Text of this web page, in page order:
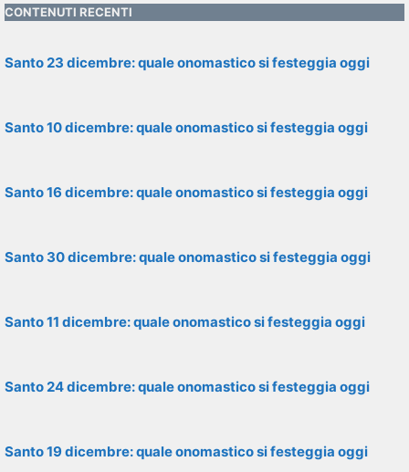
CONTENUTI RECENTI
Santo 23 dicembre: quale onomastico si festeggia oggi
Santo 10 dicembre: quale onomastico si festeggia oggi
Santo 16 dicembre: quale onomastico si festeggia oggi
Santo 30 dicembre: quale onomastico si festeggia oggi
Santo 11 dicembre: quale onomastico si festeggia oggi
Santo 24 dicembre: quale onomastico si festeggia oggi
Santo 19 dicembre: quale onomastico si festeggia oggi